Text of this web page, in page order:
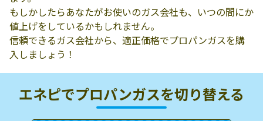
もしかしたらあなたがお使いのガス会社も、いつの間にか
値上げをしているかもしれません。
信頼できるガス会社から、適正価格でプロパンガスを購
入しましょう！
エネピでプロパンガスを切り替える